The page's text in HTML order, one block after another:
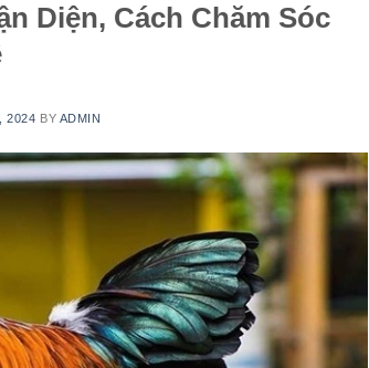
Diện, Cách Chăm Sóc
2024 BY ADMIN